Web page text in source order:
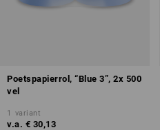
Poetspapierrol, “Blue 3”, 2x 500
vel
1 variant
v.a. € 30,13